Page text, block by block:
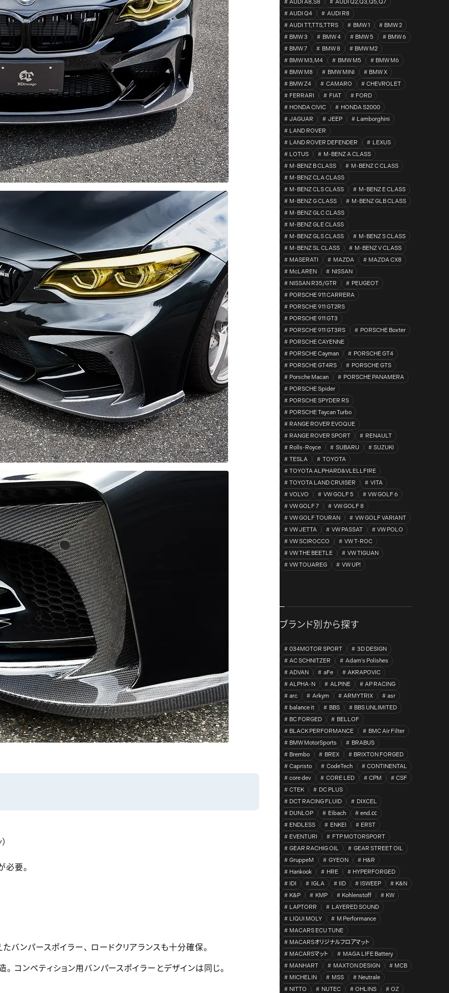
必要。
バンパースポイラー、 ロードクリアランスも十分確保。
コンペティション用バンパースポイラーとデザインは同じ。
AUDI A8,S8
AUDI Q2,Q3,Q5,Q7
AUDI Q4
AUDI R8
AUDI TT,TTS,TTRS
BMW 1
BMW 2
BMW 3
BMW 4 BMW 5
BMW 6
BMW 7
BMW 8
BMW M2
BMW M3,M4
BMW M5
BMW M6
BMW M8
BMW MINI
BMW X
BMW Z4
CAMARO
CHEVROLET
FERRARI
FIAT
FORD
HONDA CIVIC
HONDA S2000
JAGUAR
JEEP
Lamborghini
LAND ROVER
LAND ROVER DEFENDER
LEXUS
LOTUS
M-BENZ A CLASS
M-BENZ B CLASS
M-BENZ C CLASS
M-BENZ CLA CLASS
M-BENZ CLS CLASS
M-BENZ E CLASS
M-BENZ G CLASS
M-BENZ GLB CLASS
M-BENZ GLC CLASS
M-BENZ GLE CLASS
M-BENZ GLS CLASS
M-BENZ S CLASS
M-BENZ SL CLASS
M-BENZ V CLASS
MASERATI
MAZDA
MAZDA CX8
McLAREN
NISSAN
NISSAN R35/GTR
PEUGEOT
PORSCHE 911 CARRERA
PORSCHE 911 GT2RS
PORSCHE 911 GT3
PORSCHE 911 GT3RS
PORSCHE Boxter
PORSCHE CAYENNE
PORSCHE Cayman
PORSCHE GT4
PORSCHE GT4RS
PORSCHE GTS
Porsche Macan
PORSCHE PANAMERA
PORSCHE Spider
PORSCHE SPYDER RS
PORSCHE Taycan Turbo
RANGE ROVER EVOQUE
RANGE ROVER SPORT
RENAULT
Rolls-Royce
SUBARU
SUZUKI
TESLA
TOYOTA
TOYOTA ALPHARD&VLELLFIRE
TOYOTA LAND CRUISER
VITA
VOLVO
VW GOLF 5
VW GOLF 6
VW GOLF 7
VW GOLF 8
VW GOLF TOURAN
VW GOLF VARIANT
VW JETTA
VW PASSAT
VW POLO
VW SCIROCCO
VW T-ROC
VW THE BEETLE
VW TIGUAN
VW TOUAREG
VW UP!
ブランド別から探す
034MOTOR SPORT
3D DESIGN
AC SCHNITZER
Adam's Polishes
ADVAN
aFe
AKRAPOVIC
ALPHA-N
ALPINE
AP RACING
arc
Arkym ARMYTRIX
asr
balance it
BBS
BBS UNLIMITED
BC FORGED
BELLOF
BLACK PERFORMANCE
BMC Air Filter
BMW MotorSports
BRABUS
Brembo
BREX
BRIXTON FORGED
Capristo
CodeTech
CONTINENTAL
core dev
CORE LED CPM
CSF
CTEK
DC PLUS
DCT RACING FLUID
DIXCEL
DUNLOP
Eibach
end.㏄
ENDLESS
ENKEI
ERST
EVENTURI
FTP MOTORSPORT
GEAR RACHIG OIL
GEAR STREET OIL
GruppeM
GYEON
H&R
Hankook
HRE
HYPERFORGED
IDI
IGLA IID ISWEEP
K&N
K&P
KMP Kohlenstoff
KW
LAPTORR
LAYERED SOUND
LIQUI MOLY
M Performance
MACARS ECU TUNE
MACARSオリジナルフロアマット
MACARSマット
MAGA LIFE Battery
MANHART
MAXTON DESIGN
MCB
MICHELIN
MSS
Neutrale
NITTO
NUTEC OHLINS OZ